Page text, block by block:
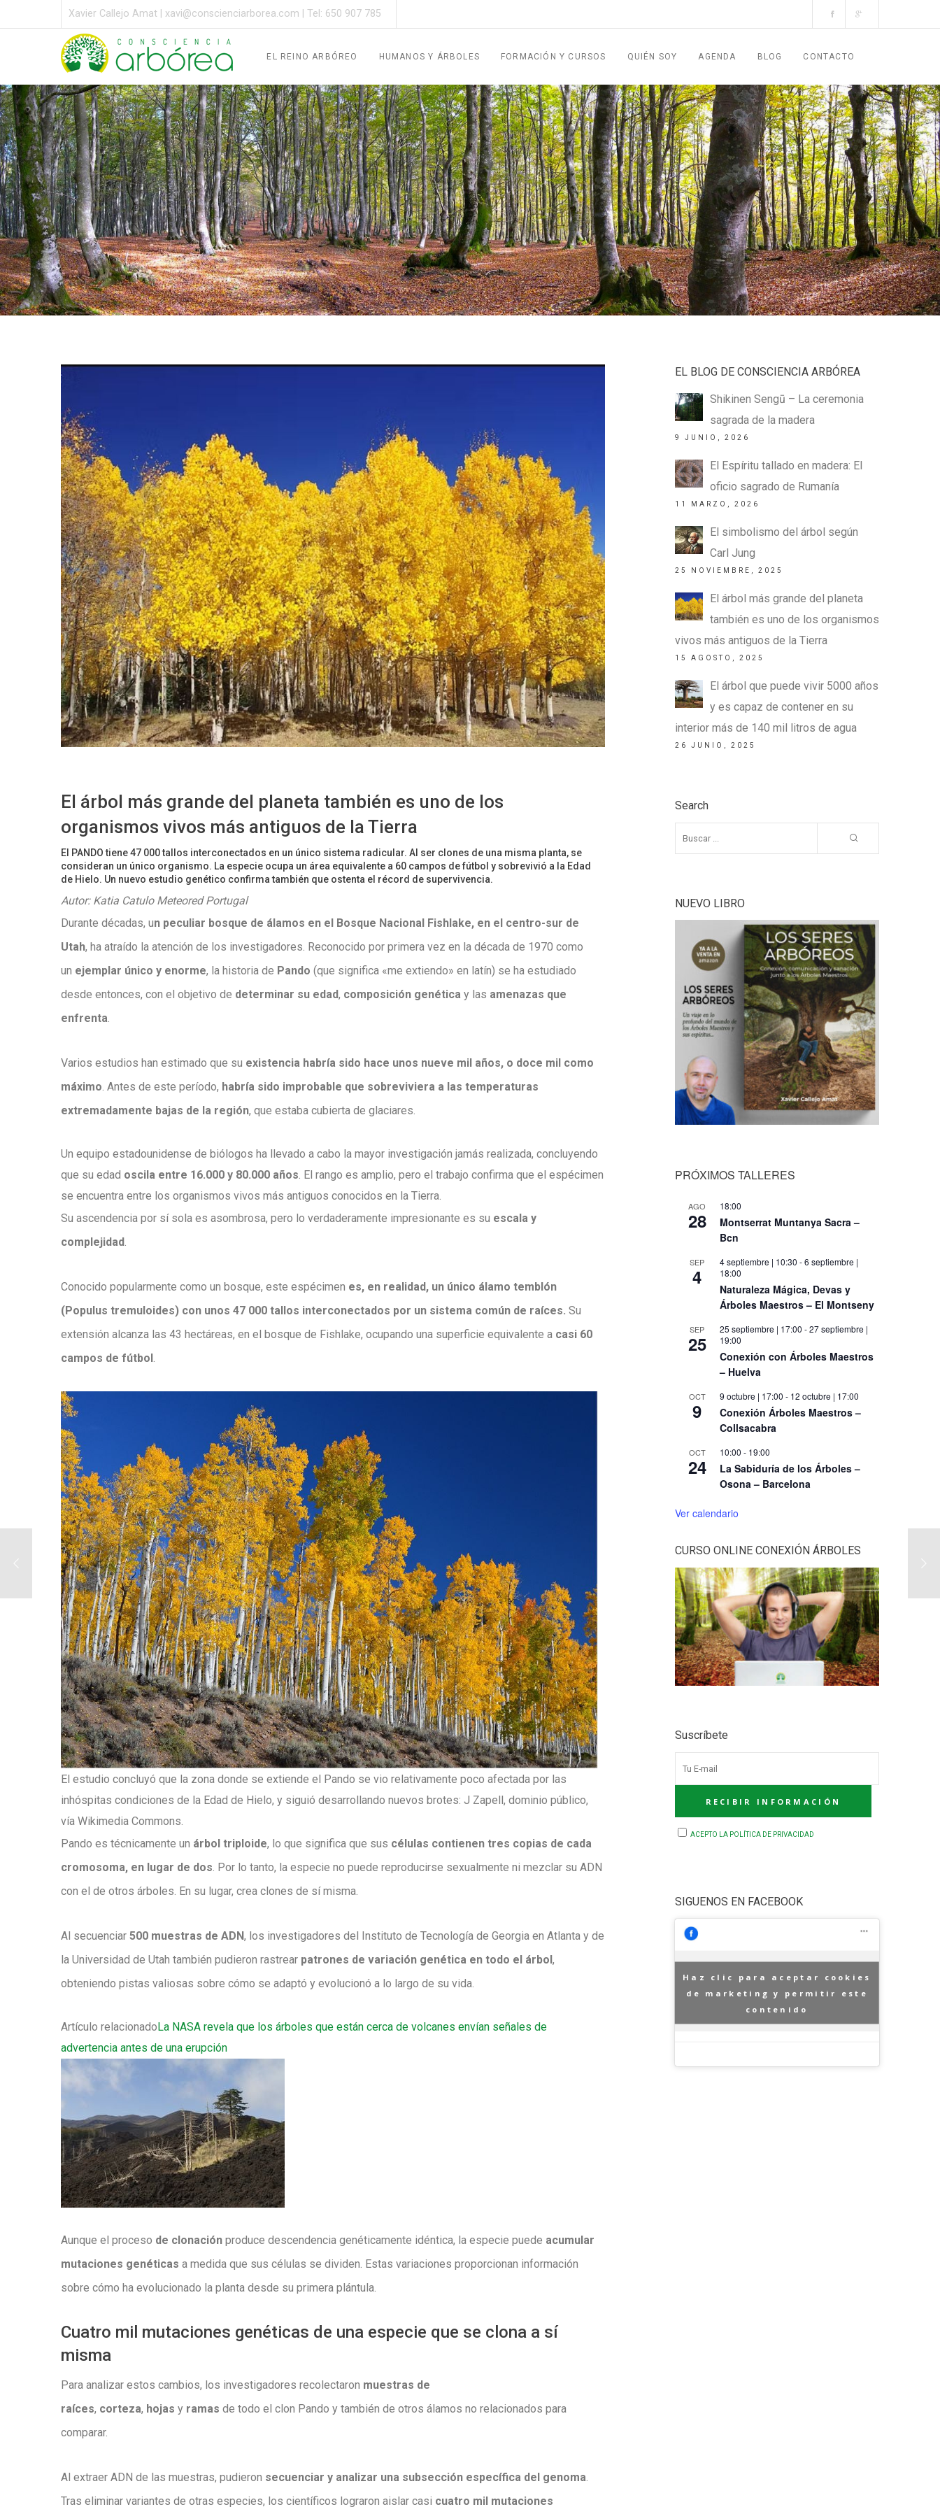
Xavier Callejo Amat | xavi@conscienciarborea.com | Tel: 650 907 785
EL REINO ARBÓREO HUMANOS Y ÁRBOLES FORMACIÓN Y CURSOS QUIÉN SOY AGENDA BLOG CONTACTO
El árbol más grande del planeta también es uno de los
organismos vivos más antiguos de la Tierra
El PANDO tiene 47 000 tallos interconectados en un único sistema radicular. Al ser clones de una misma planta, se
consideran un único organismo. La especie ocupa un área equivalente a 60 campos de fútbol y sobrevivió a la Edad
de Hielo. Un nuevo estudio genético confirma también que ostenta el récord de supervivencia.
Autor: Katia Catulo Meteored Portugal
Durante décadas, un peculiar bosque de álamos en el Bosque Nacional Fishlake, en el centro-sur de
Utah, ha atraído la atención de los investigadores. Reconocido por primera vez en la década de 1970 como
un ejemplar único y enorme, la historia de Pando (que significa «me extiendo» en latín) se ha estudiado
desde entonces, con el objetivo de determinar su edad, composición genética y las amenazas que
enfrenta
Varios estudios han estimado que su existencia habría sido hace unos nueve mil años, o doce mil como
máximo . Antes de este período, habría sido improbable que sobreviviera a las temperaturas
extremadamente bajas de la región, que estaba cubierta de glaciares.
Un equipo estadounidense de biólogos ha llevado a cabo la mayor investigación jamás realizada, concluyendo
que su edad oscila entre 16.000 y 80.000 años . El rango es amplio, pero el trabajo confirma que el espécimen
se encuentra entre los organismos vivos más antiguos conocidos en la Tierra.
Su ascendencia por sí sola es asombrosa, pero lo verdaderamente impresionante es su escala y
complejidad
Conocido popularmente como un bosque, este espécimen es, en realidad, un único álamo temblón
(Populus tremuloides) con unos 47 000 tallos interconectados por un sistema común de raíces. Su
extensión alcanza las 43 hectáreas, en el bosque de Fishlake, ocupando una superficie equivalente a casi 60
campos de fútbol
El estudio concluyó que la zona donde se extiende el Pando se vio relativamente poco afectada por las
inhóspitas condiciones de la Edad de Hielo, y siguió desarrollando nuevos brotes: J Zapell, dominio público,
vía Wikimedia Commons.
Pando es técnicamente un árbol triploide, lo que significa que sus células contienen tres copias de cada
cromosoma, en lugar de dos . Por lo tanto, la especie no puede reproducirse sexualmente ni mezclar su ADN
con el de otros árboles. En su lugar, crea clones de sí misma.
Al secuenciar 500 muestras de ADN, los investigadores del Instituto de Tecnología de Georgia en Atlanta y de
la Universidad de Utah también pudieron rastrear patrones de variación genética en todo el árbol,
obteniendo pistas valiosas sobre cómo se adaptó y evolucionó a lo largo de su vida.
Artículo relacionadoLa NASA revela que los árboles que están cerca de volcanes envían señales de
advertencia antes de una erupción
Aunque el proceso de clonación produce descendencia genéticamente idéntica, la especie puede acumular
mutaciones genéticas a medida que sus células se dividen. Estas variaciones proporcionan información
sobre cómo ha evolucionado la planta desde su primera plántula.
Cuatro mil mutaciones genéticas de una especie que se clona a sí
misma
Para analizar estos cambios, los investigadores recolectaron muestras de
raíces, corteza, hojas y ramas de todo el clon Pando y también de otros álamos no relacionados para
comparar.
Al extraer ADN de las muestras, pudieron secuenciar y analizar una subsección específica del genoma.
Tras eliminar variantes de otras especies, los científicos lograron aislar casi cuatro mil mutaciones
EL BLOG DE CONSCIENCIA ARBÓREA
Shikinen Sengū – La ceremonia
sagrada de la madera
9 JUNIO, 2026
El Espíritu tallado en madera: El
oficio sagrado de Rumanía
11 MARZO, 2026
El simbolismo del árbol según
Carl Jung
25 NOVIEMBRE, 2025
El árbol más grande del planeta
también es uno de los organismos
vivos más antiguos de la Tierra
15 AGOSTO, 2025
El árbol que puede vivir 5000 años
y es capaz de contener en su
interior más de 140 mil litros de agua
26 JUNIO, 2025
Search
NUEVO LIBRO
PRÓXIMOS TALLERES
AGO
28
18:00
Montserrat Muntanya Sacra –
Bcn
SEP
4
4 septiembre | 10:30 -6 septiembre |
18:00
Naturaleza Mágica, Devas y
Árboles Maestros – El Montseny
SEP
25
25 septiembre | 17:00 -27 septiembre |
19:00
Conexión con Árboles Maestros
– Huelva
OCT
9
9 octubre | 17:00 - 12 octubre | 17:00
Conexión Árboles Maestros –
Collsacabra
OCT
24
10:00 - 19:00
La Sabiduría de los Árboles –
Osona – Barcelona
Ver calendario
CURSO ONLINE CONEXIÓN ÁRBOLES
Suscríbete
ACEPTO LA POLÍTICA DE PRIVACIDAD
SIGUENOS EN FACEBOOK
Haz clic para aceptar cookies
de marketing y permitir este
contenido